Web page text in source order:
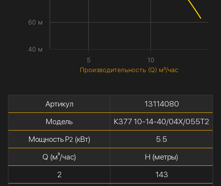
Производительность (Q) м³/час
10
5
40 м
60 м
Артикул
13114080
Модель
К377 10-14-40/04Х/055Т2
Мощность P2(кВт)
5.5
Q (м³/час)
H (метры)
2
143